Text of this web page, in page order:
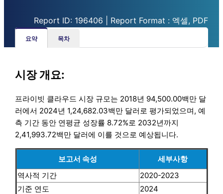
Report ID: 196406 | Report Format : 엑셀, PDF
요약 목차
시장 개요:
프라이빗 클라우드 시장 규모는 2018년 94,500.00백만 달
러에서 2024년 1,24,682.03백만 달러로 평가되었으며, 예
측 기간 동안 연평균 성장률 8.72%로 2032년까지
2,41,993.72백만 달러에 이를 것으로 예상됩니다.
보고서 속성
세부사항
역사적 기간
2020-2023
기준 연도
2024